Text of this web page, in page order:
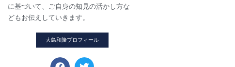
に基づいて、ご自身の知見の活かし方な
どもお伝えしていきます。
大島和隆プロフィール